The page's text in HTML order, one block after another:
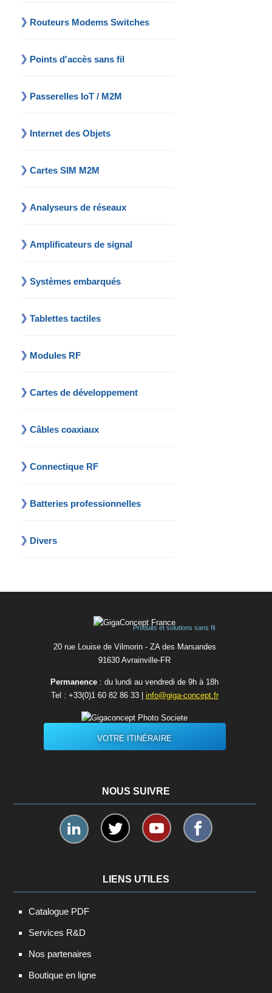
Routeurs Modems Switches
Points d'accès sans fil
Passerelles IoT / M2M
Internet des Objets
Cartes SIM M2M
Analyseurs de réseaux
Amplificateurs de signal
Systèmes embarqués
Tablettes tactiles
Modules RF
Cartes de développement
Câbles coaxiaux
Connectique RF
Batteries professionnelles
Divers
Produits et solutions sans fil
20 rue Louise de Vilmorin - ZA des Marsandes
91630 Avrainvilleㅤ-ㅤFR
Permanence : du lundi au vendredi de 9h à 18h
Tel : +33(0)1 60 82 86 33| info@giga-concept.fr
VOTRE ITINÉRAIRE
NOUS SUIVRE
LIENS UTILES
Catalogue PDF
Services R&D
Nos partenaires
Boutique en ligne